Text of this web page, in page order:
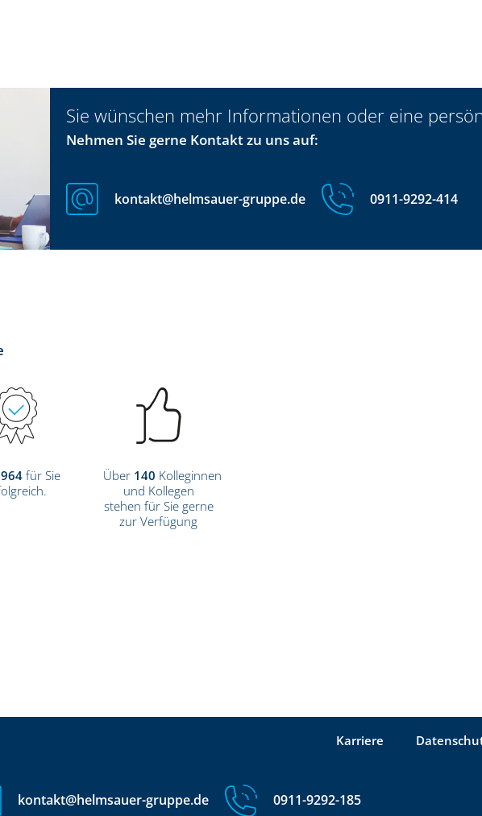
Sie wünschen mehr Informationen oder eine
Nehmen Sie gerne Kontakt zu uns auf:
kontakt@helmsauer-gruppe.de 0911-9292-414
für Sie
Über 140 Kolleginnen
und Kollegen
stehen für Sie gerne
zur Verfügung
Karriere
kontakt@helmsauer-gruppe.de 0911-9292-185